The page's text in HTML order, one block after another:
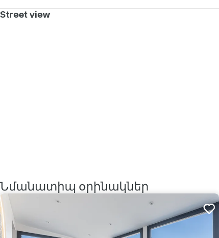
Street view
Նմանատիպ օրինակներ